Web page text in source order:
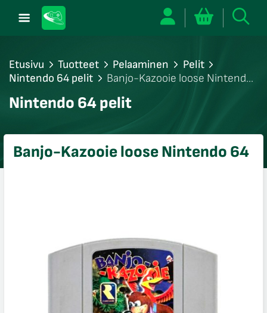
Etusivu Tuotteet Pelaaminen
Pelit
Nintendo 64 pelit
Banjo-Kazooie loose Nintendo
Nintendo 64 pelit
Banjo-Kazooie loose Nintendo 64
sulje
sulje